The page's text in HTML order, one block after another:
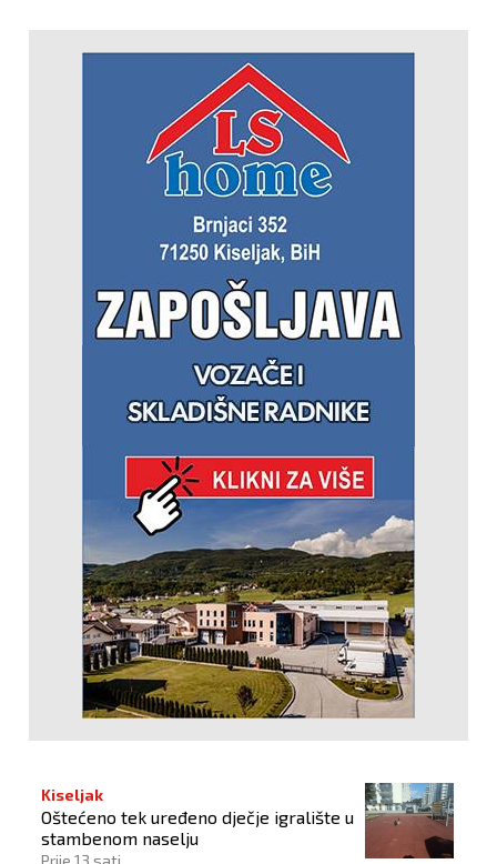
Kiseljak
Oštećeno tek uređeno dječje igralište u
stambenom naselju
Prije 13 sati